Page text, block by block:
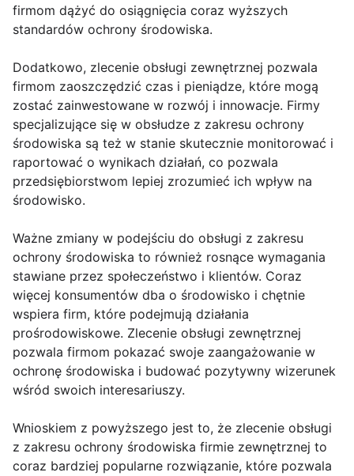
firmom dążyć do osiągnięcia coraz wyższych
standardów ochrony środowiska.
Dodatkowo, zlecenie obsługi zewnętrznej pozwala
firmom zaoszczędzić czas i pieniądze, które mogą
zostać zainwestowane w rozwój i innowacje. Firmy
specjalizujące się w obsłudze z zakresu ochrony
środowiska są też w stanie skutecznie monitorować i
raportować o wynikach działań, co pozwala
przedsiębiorstwom lepiej zrozumieć ich wpływ na
środowisko.
Ważne zmiany w podejściu do obsługi z zakresu
ochrony środowiska to również rosnące wymagania
stawiane przez społeczeństwo i klientów. Coraz
więcej konsumentów dba o środowisko i chętnie
wspiera firm, które podejmują działania
prośrodowiskowe. Zlecenie obsługi zewnętrznej
pozwala firmom pokazać swoje zaangażowanie w
ochronę środowiska i budować pozytywny wizerunek
wśród swoich interesariuszy.
Wnioskiem z powyższego jest to, że zlecenie obsługi
z zakresu ochrony środowiska firmie zewnętrznej to
coraz bardziej popularne rozwiązanie, które pozwala